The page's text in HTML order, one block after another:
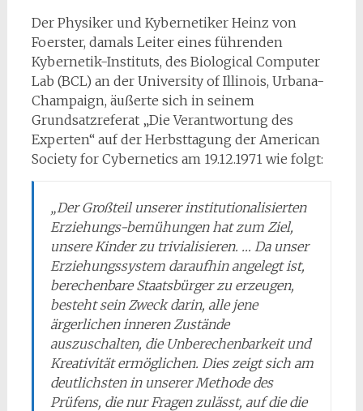
Der Physiker und Kybernetiker Heinz von
Foerster, damals Leiter eines führenden
Kybernetik-Instituts, des Biological Computer
Lab (BCL) an der University of Illinois, Urbana-
Champaign, äußerte sich in seinem
Grundsatzreferat „Die Verantwortung des
Experten“ auf der Herbsttagung der American
Society for Cybernetics am 19.12.1971 wie folgt:
„Der Großteil unserer institutionalisierten
Erziehungs-bemühungen hat zum Ziel,
unsere Kinder zu trivialisieren. … Da unser
Erziehungssystem daraufhin angelegt ist,
berechenbare Staatsbürger zu erzeugen,
besteht sein Zweck darin, alle jene
ärgerlichen inneren Zustände
auszuschalten, die Unberechenbarkeit und
Kreativität ermöglichen. Dies zeigt sich am
deutlichsten in unserer Methode des
Prüfens, die nur Fragen zulässt, auf die die